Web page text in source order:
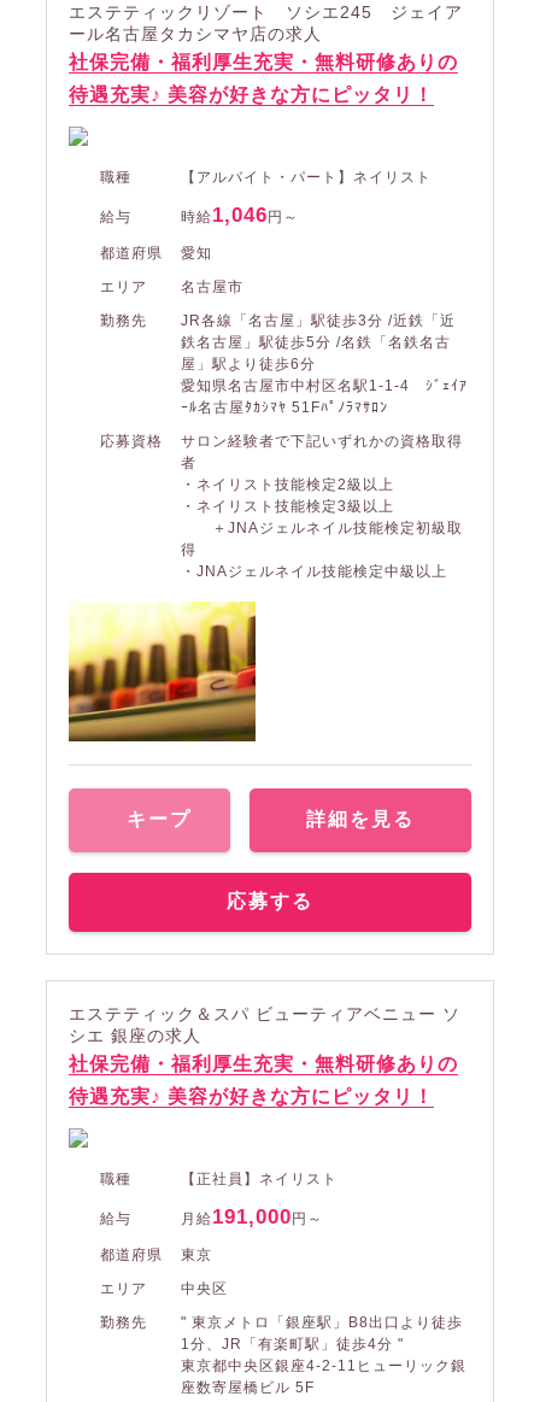
エステティックリゾート ソシエ245 ジェイア
ール名古屋タカシマヤ店の求人
社保完備・福利厚生充実・無料研修ありの
待遇充実♪ 美容が好きな方にピッタリ！
職種 【アルバイト・パート】ネイリスト
給与 時給1,046円～
都道府県
愛知
エリア
名古屋市
勤務先
JR各線「名古屋」駅徒歩3分 /近鉄「近
鉄名古屋」駅徒歩5分 /名鉄「名鉄名古
屋」駅より徒歩6分
愛知県名古屋市中村区名駅1-1-4 ｼﾞｪｲｱ
ｰﾙ名古屋ﾀｶｼﾏﾔ 51Fﾊﾟﾉﾗﾏｻﾛﾝ
応募資格
サロン経験者で下記いずれかの資格取得
者
・ネイリスト技能検定2級以上
・ネイリスト技能検定3級以上
＋JNAジェルネイル技能検定初級取
得
・JNAジェルネイル技能検定中級以上
キープ 詳細を見る
応募する
エステティック＆スパ ビューティアベニュー ソ
シエ 銀座の求人
社保完備・福利厚生充実・無料研修ありの
待遇充実♪ 美容が好きな方にピッタリ！
職種 【正社員】ネイリスト
給与 月給191,000円～
都道府県
東京
エリア
中央区
勤務先
" 東京メトロ「銀座駅」B8出口より徒歩
1分、JR「有楽町駅」徒歩4分 "
東京都中央区銀座4-2-11ヒューリック銀
座数寄屋橋ビル 5F